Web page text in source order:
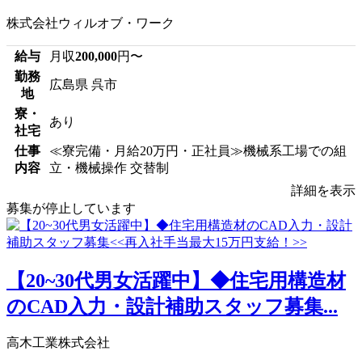
株式会社ウィルオブ・ワーク
給与 月収200,000円〜
勤務
地
広島県 呉市
寮・
社宅
あり
仕事
内容
≪寮完備・月給20万円・正社員≫機械系工場での組
立・機械操作 交替制
詳細を表示
募集が停止しています
【20~30代男女活躍中】◆住宅用構造材
のCAD入力・設計補助スタッフ募集...
高木工業株式会社